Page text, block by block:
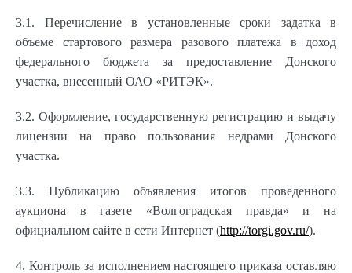
3.1. Перечисление в установленные сроки задатка в
объеме стартового размера разового платежа в доход
федерального бюджета за предоставление Донского
участка, внесенный ОАО «РИТЭК».
3.2. Оформление, государственную регистрацию и выдачу
лицензии на право пользования недрами Донского
участка.
3.3. Публикацию объявления итогов проведенного
аукциона в газете «Волгоградская правда» и на
официальном сайте в сети Интернет (http://torgi.gov.ru/).
4. Контроль за исполнением настоящего приказа оставляю